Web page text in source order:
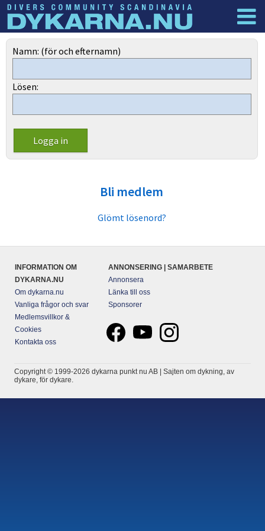
Dyknyheter
Namn: (för och efternamn)
Lösen:
Bli medlem
Glömt lösenord?
INFORMATION OM
DYKARNA.NU
Om dykarna.nu
Vanliga frågor och svar
Medlemsvillkor &
Cookies
Kontakta oss
ANNONSERING | SAMARBETE
Annonsera
Länka till oss
Sponsorer
Copyright © 1999-2026 dykarna punkt nu AB | Sajten om dykning, av
dykare, för dykare.